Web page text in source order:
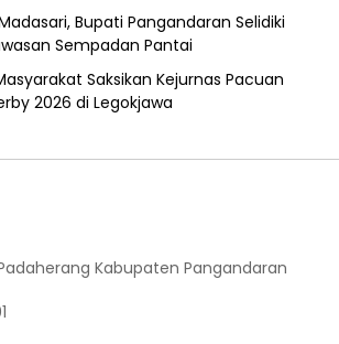
Bupati Pangandaran Selidiki
Sempadan Pantai
Saksikan Kejurnas Pacuan
2026 di Legokjawa
Kabupaten Pangandaran